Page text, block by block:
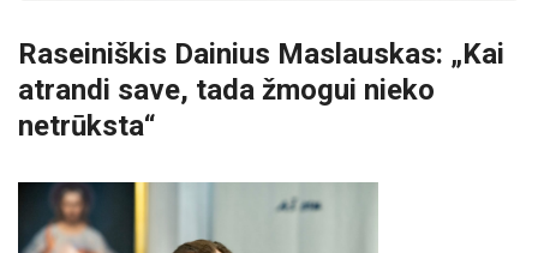
Raseiniškis Dainius Maslauskas: „Kai
atrandi save, tada žmogui nieko
netrūksta“